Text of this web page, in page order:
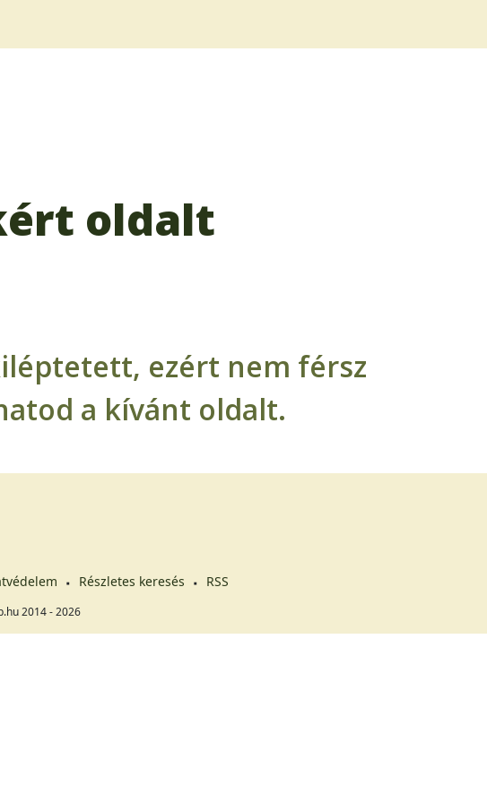
oldalt
ezért nem férsz
a kívánt oldalt.
Részletes keresés RSS
2014 - 2026